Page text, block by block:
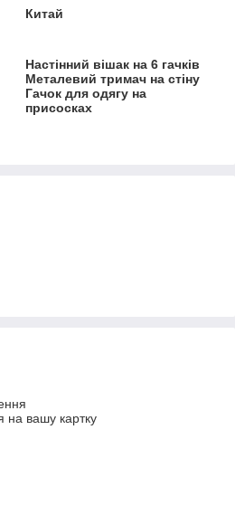
Китай
Настінний вішак на 6 гачків
Металевий тримач на стіну
Гачок для одягу на
присосках
на вашу картку